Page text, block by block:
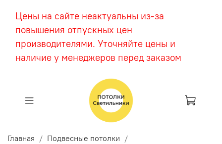
Цены на сайте неактуальны из-за
повышения отпускных цен
производителями. Уточняйте цены и
наличие у менеджеров перед заказом
Главная
Подвесные потолки